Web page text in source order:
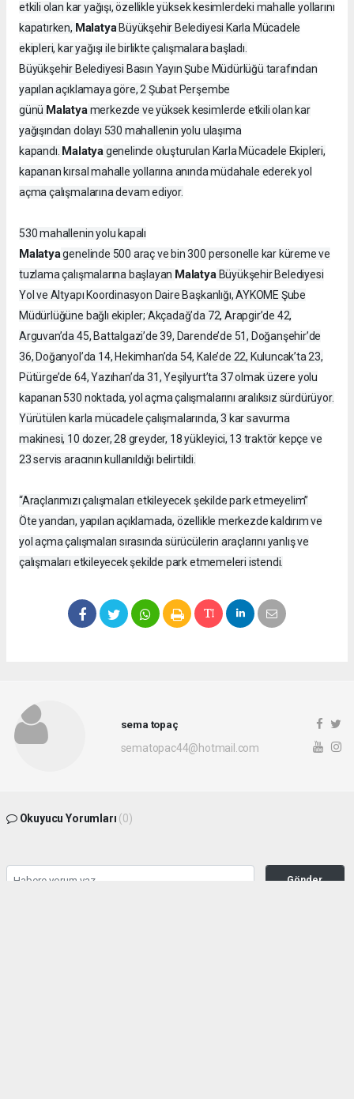
etkili olan kar yağışı, özellikle yüksek kesimlerdeki mahalle yollarını
kapatırken, Malatya Büyükşehir Belediyesi Karla Mücadele
ekipleri, kar yağışı ile birlikte çalışmalara başladı.
Büyükşehir Belediyesi Basın Yayın Şube Müdürlüğü tarafından
yapılan açıklamaya göre, 2 Şubat Perşembe
günü Malatyamerkezde ve yüksek kesimlerde etkili olan kar
yağışından dolayı 530 mahallenin yolu ulaşıma
kapandı. Malatyagenelinde oluşturulan Karla Mücadele Ekipleri,
kapanan kırsal mahalle yollarına anında müdahale ederek yol
açma çalışmalarına devam ediyor.
530 mahallenin yolu kapalı
Malatyagenelinde 500 araç ve bin 300 personelle kar küreme ve
tuzlama çalışmalarına başlayan MalatyaBüyükşehir Belediyesi
Yol ve Altyapı Koordinasyon Daire Başkanlığı, AYKOME Şube
Müdürlüğüne bağlı ekipler; Akçadağ’da 72, Arapgir’de 42,
Arguvan’da 45, Battalgazi’de 39, Darende’de 51, Doğanşehir’de
36, Doğanyol’da 14, Hekimhan’da 54, Kale’de 22, Kuluncak’ta 23,
Pütürge’de 64, Yazıhan’da 31, Yeşilyurt’ta 37 olmak üzere yolu
kapanan 530 noktada, yol açma çalışmalarını aralıksız sürdürüyor.
Yürütülen karla mücadele çalışmalarında, 3 kar savurma
makinesi, 10 dozer, 28 greyder, 18 yükleyici, 13 traktör kepçe ve
23 servis aracının kullanıldığı belirtildi.
“Araçlarımızı çalışmaları etkileyecek şekilde park etmeyelim”
Öte yandan, yapılan açıklamada, özellikle merkezde kaldırım ve
yol açma çalışmaları sırasında sürücülerin araçlarını yanlış ve
çalışmaları etkileyecek şekilde park etmemeleri istendi.
sema topaç
sematopac44@hotmail.com
Okuyucu Yorumları (0)
Gönder